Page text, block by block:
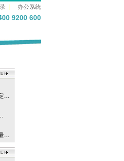
办公系统
9200 600
…
…